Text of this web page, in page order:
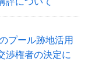
プール跡地活用
渉権者の決定に